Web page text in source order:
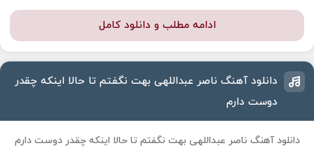
ادامه مطلب و دانلود کامل
دانلود آهنگ ناصر عبداللهی بهت نگفتم تا حالا اینکه چقدر
دوست دارم
دانلود آهنگ ناصر عبداللهی بهت نگفتم تا حالا اینکه چقدر دوست دارم